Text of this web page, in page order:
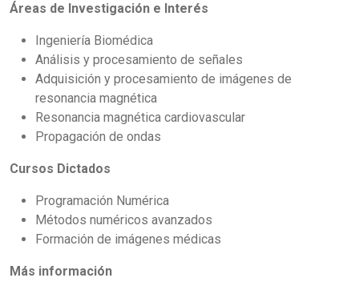
Áreas de Investigación e Interés
Ingeniería Biomédica
Análisis y procesamiento de señales
Adquisición y procesamiento de imágenes de
resonancia magnética
Resonancia magnética cardiovascular
Propagación de ondas
Cursos Dictados
Programación Numérica
Métodos numéricos avanzados
Formación de imágenes médicas
Más información